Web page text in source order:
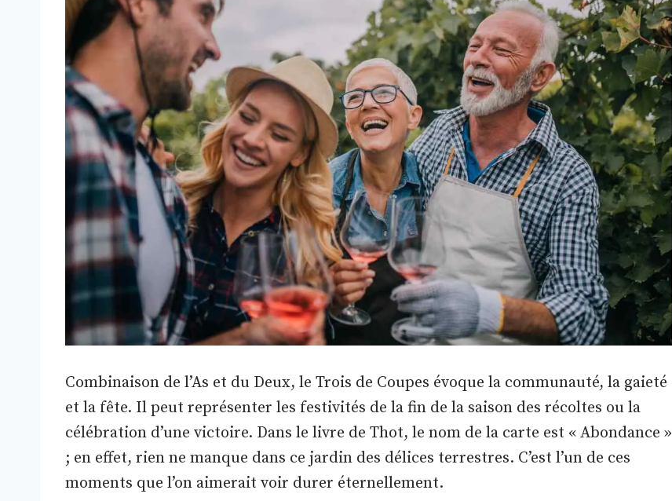
Combinaison de l’As et du Deux, le Trois de Coupes évoque la communauté, la gaieté
et la fête. Il peut représenter les festivités de la fin de la saison des récoltes ou la
célébration d’une victoire. Dans le livre de Thot, le nom de la carte est « Abondance »
; en effet, rien ne manque dans ce jardin des délices terrestres. C’est l’un de ces
moments que l’on aimerait voir durer éternellement.